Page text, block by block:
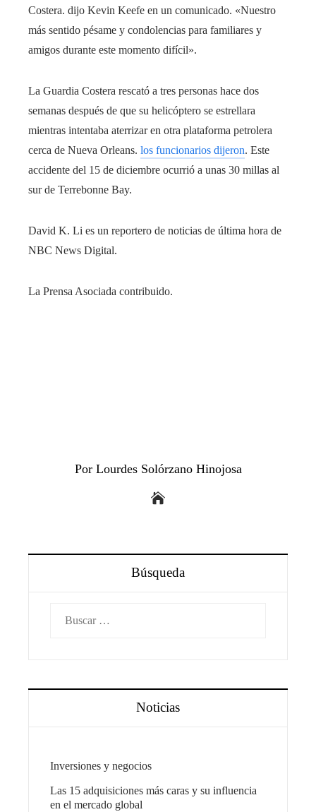
Costera. dijo Kevin Keefe en un comunicado. «Nuestro
más sentido pésame y condolencias para familiares y
amigos durante este momento difícil».
La Guardia Costera rescató a tres personas hace dos
semanas después de que su helicóptero se estrellara
mientras intentaba aterrizar en otra plataforma petrolera
cerca de Nueva Orleans. los funcionarios dijeron. Este
accidente del 15 de diciembre ocurrió a unas 30 millas al
sur de Terrebonne Bay.
David K. Li es un reportero de noticias de última hora de
NBC News Digital.
La Prensa Asociada contribuido.
Por Lourdes Solórzano Hinojosa
Búsqueda
Noticias
Inversiones y negocios
Las 15 adquisiciones más caras y su influencia
en el mercado global